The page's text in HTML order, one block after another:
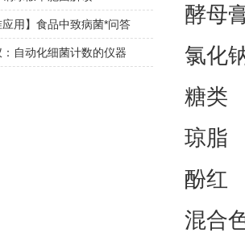
酵
氯
糖
琼
酚
混
应用】食品中致病菌*问答
自动化细菌计数的仪器